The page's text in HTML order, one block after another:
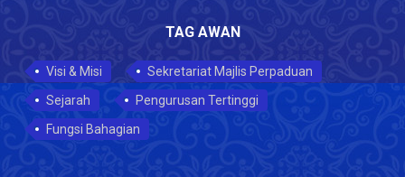
TAG AWAN
Visi & Misi
Sekretariat Majlis Perpaduan
Sejarah
Pengurusan Tertinggi
Fungsi Bahagian